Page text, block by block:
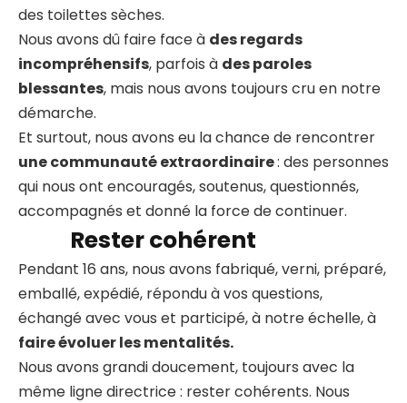
des toilettes sèches.
Nous avons dû faire face à des regards
incompréhensifs, parfois à des paroles
blessantes, mais nous avons toujours cru en notre
démarche.
Et surtout, nous avons eu la chance de rencontrer
une communauté extraordinaire: des personnes
qui nous ont encouragés, soutenus, questionnés,
accompagnés et donné la force de continuer.
Rester cohérent
Pendant 16 ans, nous avons fabriqué, verni, préparé,
emballé, expédié, répondu à vos questions,
échangé avec vous et participé, à notre échelle, à
faire évoluer les mentalités.
Nous avons grandi doucement, toujours avec la
même ligne directrice : rester cohérents. Nous